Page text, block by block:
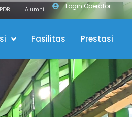
Alumni Login Operator
Fasilitas Prestasi